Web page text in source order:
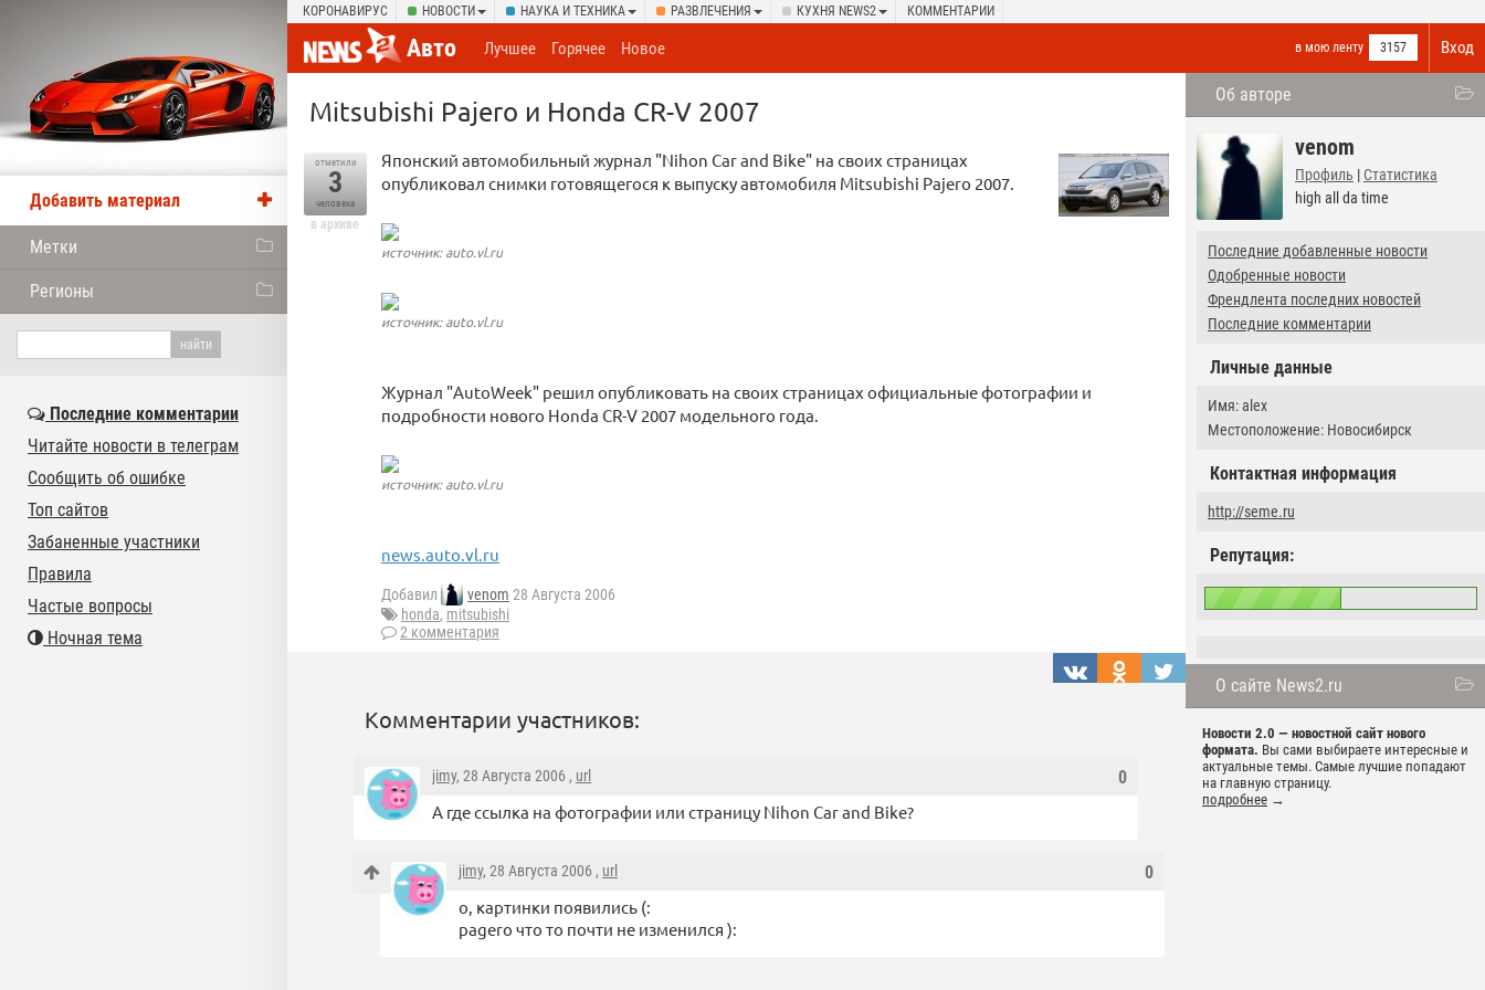
КОРОНАВИРУС НОВОСТИ НАУКА И ТЕХНИКА РАЗВЛЕЧЕНИЯ КУХНЯ NEWS2 КОММЕНТАРИИ
Вход
Авто в мою ленту 3157
Лучшее Горячее Новое
Об авторе
venom
Профиль | Статистика
high all da time
Последние добавленные новости
Одобренные новости
Френдлента последних новостей
Последние комментарии
Личные данные
Имя: alex
Местоположение: Новосибирск
Контактная информация
http://seme.ru
Репутация:
О сайте News2.ru
Новости 2.0 — новостной сайт нового
формата. Вы сами выбираете интересные и
актуальные темы. Самые лучшие попадают
на главную страницу.
подробнее →
Mitsubishi Pajero и Honda CR-V 2007
отметили
3
человека
в архиве
Японский автомобильный журнал "Nihon Car and Bike" на своих страницах
опубликовал снимки готовящегося к выпуску автомобиля Mitsubishi Pajero 2007.
источник: auto.vl.ru
источник: auto.vl.ru
Журнал "AutoWeek" решил опубликовать на своих страницах официальные фотографии и
подробности нового Honda CR-V 2007 модельного года.
источник: auto.vl.ru
news.auto.vl.ru
Добавил venom 28 Августа 2006
honda, mitsubishi
2 комментария
Комментарии участников:
0
jimy, 28 Августа 2006 , url
А где ссылка на фотографии или страницу Nihon Car and Bike?
0
jimy, 28 Августа 2006 , url
о, картинки появились (:
pagero что то почти не изменился ):
Добавить материал
Метки
Регионы
Последние комментарии
Читайте новости в телеграм
Сообщить об ошибке
Топ сайтов
Забаненные участники
Правила
Частые вопросы
Ночная тема